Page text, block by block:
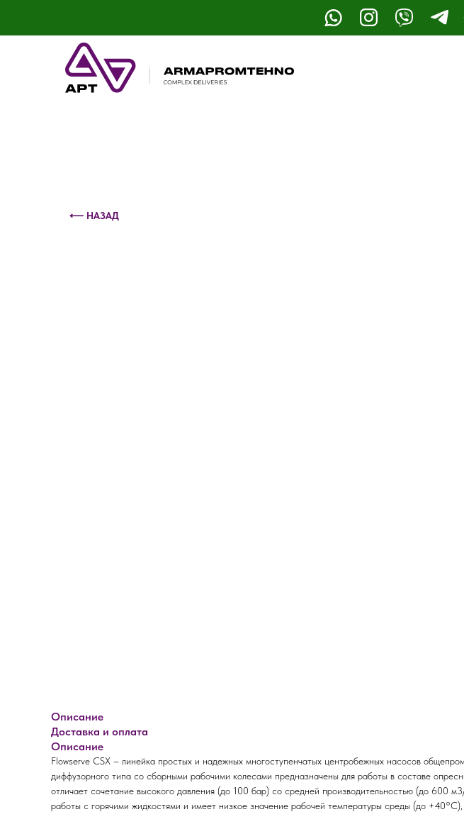
⟵ НАЗАД
Описание
Доставка и оплата
Описание
Flowserve CSX – линейка простых и надежных многоступенчатых центробежных насосов
диффузорного типа со сборными рабочими колесами предназначены для работы в составе
отличает сочетание высокого давления (до 100 бар) со средней производительностью (до 600
работы с горячими жидкостями и имеет низкое значение рабочей температуры среды (до +40°C),